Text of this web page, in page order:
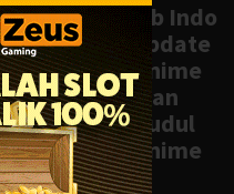
anime sub Indo
dan update
Tonton anime
batch dengan
Temukan judul
streaming anime
saja.